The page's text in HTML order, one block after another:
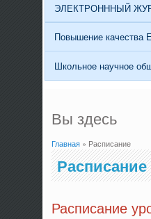
ЭЛЕКТРОНННЫЙ
Повышение качества
Школьное научное
Вы здесь
Главная» Расписание
Расписание
Расписание